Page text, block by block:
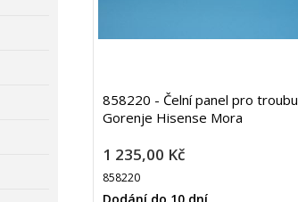
858220 - Čelní panel pro troubu
Gorenje Hisense Mora
1 235,00 Kč
858220